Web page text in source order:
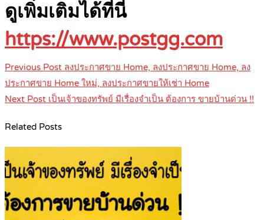
ดูเพิ่มเติมได้ที่นี่
https://www.postgg.com
Post
navigation
Previous Post ลงประกาศขาย Home, ลงประกาศขาย Home, ลง
ประกาศขาย Home ใหม่, ลงประกาศขายให้เช่า Home
Next Post เป็นเจ้าของทรัพย์ มีเรื่องจำเป็น ต้องการ ขายบ้านด่วน !!
Related Posts